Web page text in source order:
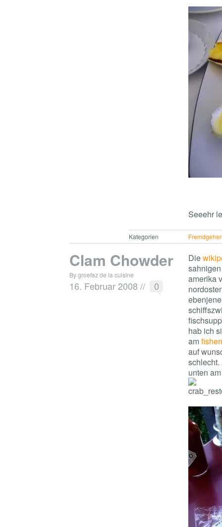
Seeehr
Kategorien
Clam Chowder
By groefaz de la cuisine
16. Februar 2008 // 0
Die
amerika
hab ich
am
auf
schlecht.
unten